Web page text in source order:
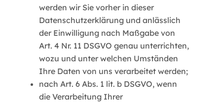
werden wir Sie vorher in dieser
Datenschutzerklärung und anlässlich
der Einwilligung nach Maßgabe von
Art. 4 Nr. 11 DSGVO genau unterrichten,
wozu und unter welchen Umständen
Ihre Daten von uns verarbeitet werden;
nach Art. 6 Abs. 1 lit. b DSGVO, wenn
die Verarbeitung Ihrer